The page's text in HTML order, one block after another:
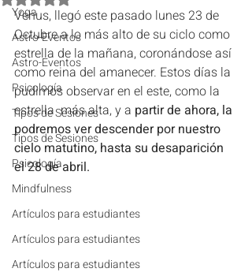
Yoga
Astro-Eventos
Astro-Eventos
Psicología
Tipos de Sesiones
Tipos de Sesiones
Psicología
Mindfulness
Artículos para estudiantes
Artículos para estudiantes
Artículos para estudiantes
Venus, llegó este pasado lunes 23 de
Octubre a lo más alto de su ciclo como
estrella de la mañana, coronándose así
como reina del amanecer. Estos días la
pudimos observar en el este, como la
estrella  más alta, y a partir de ahora, la
podremos ver descender por nuestro
cielo matutino, hasta su desaparición
el 28 de abril.